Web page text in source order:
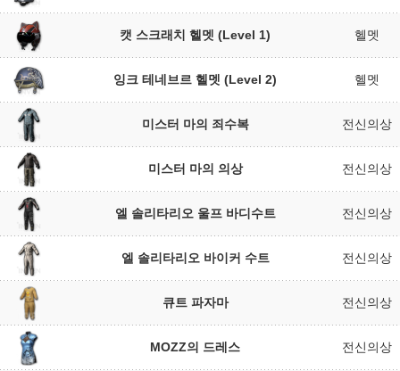
캣 스크래치 헬멧 (Level 1) 헬멧
잉크 테네브르 헬멧 (Level 2) 헬멧
미스터 마의 죄수복 전신의상
미스터 마의 의상 전신의상
엘 솔리타리오 울프 바디수트 전신의상
엘 솔리타리오 바이커 수트 전신의상
큐트 파자마 전신의상
MOZZ의 드레스 전신의상